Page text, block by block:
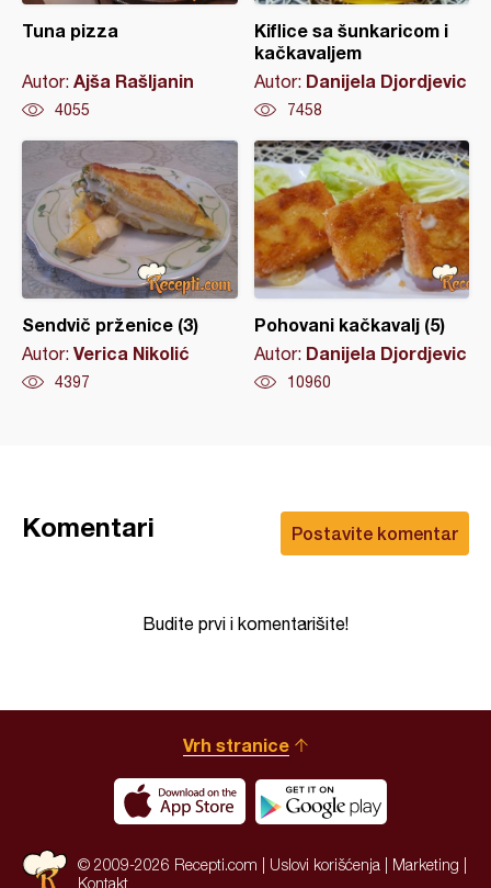
Tuna pizza
Autor: Ajša Rašljanin
4055
Kiflice sa šunkaricom i
kačkavaljem
Autor: Danijela Djordjevic
7458
Sendvič prženice (3)
Autor: Verica Nikolić
4397
Pohovani kačkavalj (5)
Autor: Danijela Djordjevic
10960
Postavite komentar
Komentari
Budite prvi i komentarišite!
Vrh stranice
© 2009-2026 Recepti.com | Uslovi korišćenja Marketing
Kontakt